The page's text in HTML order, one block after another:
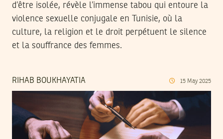
d’être isolée, révèle l’immense tabou qui entoure la
violence sexuelle conjugale en Tunisie, où la
culture, la religion et le droit perpétuent le silence
et la souffrance des femmes.
RIHAB BOUKHAYATIA 15 May 2025